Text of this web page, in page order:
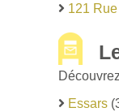
121
Essars